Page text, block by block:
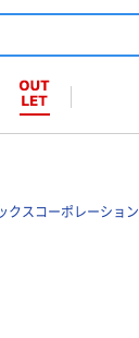
クスコーポレーション